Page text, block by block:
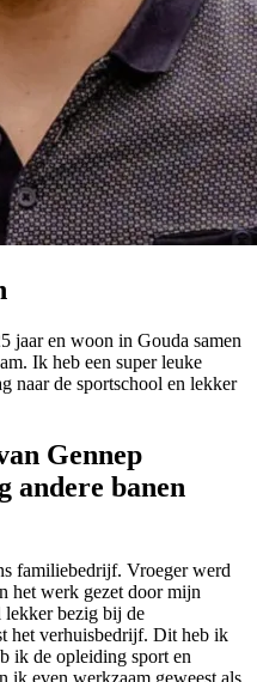
jaar en woon in Gouda samen
Ik heb een super leuke
naar de sportschool en lekker
Gennep
andere banen
familiebedrijf. Vroeger werd
het werk gezet door mijn
lekker bezig bij de
het verhuisbedrijf. Dit heb ik
ik de opleiding sport en